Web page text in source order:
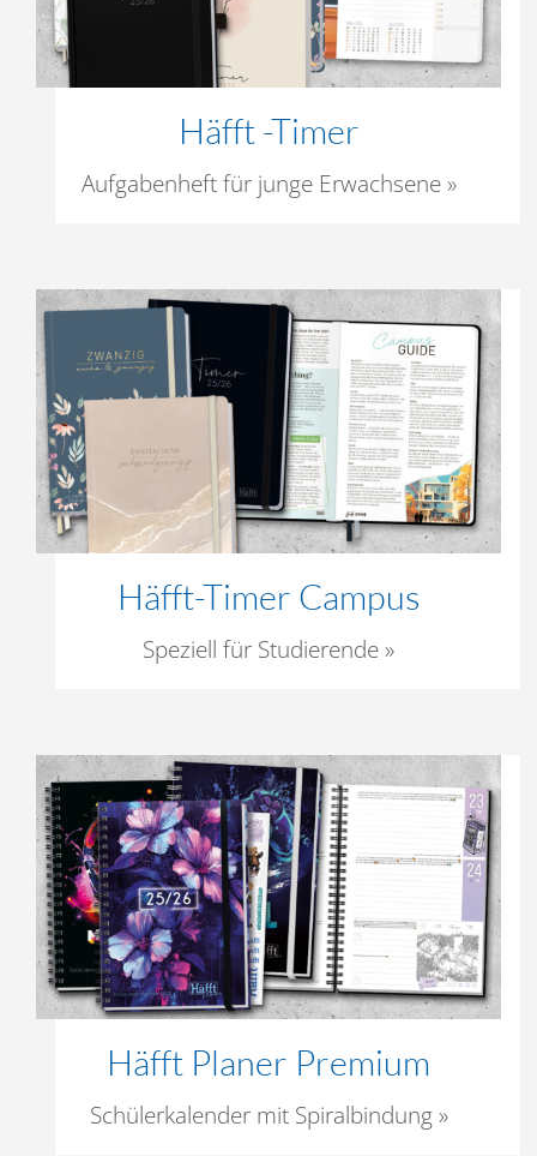
Häfft -Timer
Aufgabenheft für junge Erwachsene »
Häfft-Timer Campus
Speziell für Studierende »
Häfft Planer Premium
Schülerkalender mit Spiralbindung »